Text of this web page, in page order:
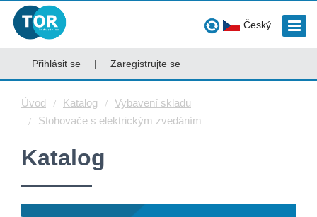
Český
Přihlásit se | Zaregistrujte se
Úvod Katalog
Vybavení skladu
Stohovače s elektrickým zvedáním
Katalog